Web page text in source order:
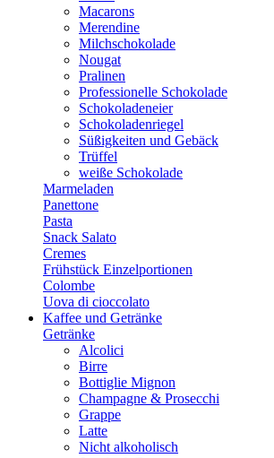
Macarons
Merendine
Milchschokolade
Nougat
Pralinen
Professionelle Schokolade
Schokoladeneier
Schokoladenriegel
Süßigkeiten und Gebäck
Trüffel
weiße Schokolade
Marmeladen
Panettone
Pasta
Snack Salato
Cremes
Frühstück Einzelportionen
Colombe
Uova di cioccolato
Kaffee und Getränke
Getränke
Alcolici
Birre
Bottiglie Mignon
Champagne & Prosecchi
Grappe
Latte
Nicht alkoholisch